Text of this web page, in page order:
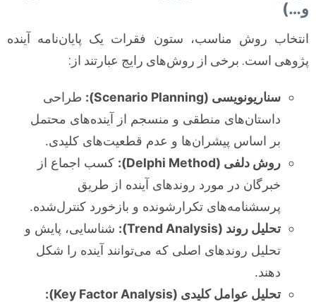
و…)
انتخاب روش مناسب، ستون فقرات یک پایان‌نامه آینده
پژوهی است. برخی از روش‌های رایج عبارتند از:
سناریونویسی (Scenario Planning):
طراحی
داستان‌های منطقی و منسجم از آینده‌های محتمل
بر اساس پیشران‌ها و عدم قطعیت‌های کلیدی.
روش دلفی (Delphi Method):
کسب اجماع از
خبرگان در مورد روندهای آینده از طریق
پرسشنامه‌های تکرارشونده و بازخورد کنترل‌شده.
تحلیل روند (Trend Analysis):
شناسایی، پایش و
تحلیل روندهای اصلی که می‌توانند آینده را شکل
دهند.
تحلیل عوامل کلیدی (Key Factor Analysis):